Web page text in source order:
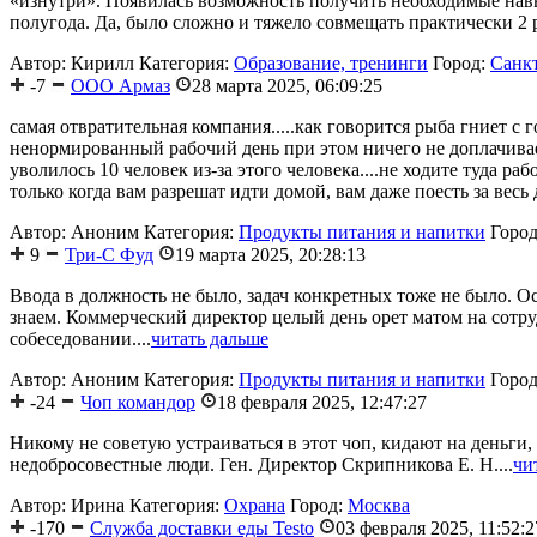
полугода. Да, было сложно и тяжело совмещать практически
Автор: Кирилл Категория: Образование, тренинги Город:
-7
ООО Армаз
28 марта 2025, 06:09:25
самая отвратительная компания.....как говорится рыба гниет
ненормированный рабочий день при этом ничего не
уволилось 10 человек из-за этого человека....не ходите туда
только когда вам разрешат идти домой, вам даже поесть за
Автор: Аноним Категория: Продукты питания и напитки
9
Три-С Фуд
19 марта 2025, 20:28:13
Ввода в должность не было, задач конкретных тоже не было.
знаем. Коммерческий директор целый день орет матом на
cобеcедовании....читать дальше
Автор: Аноним Категория: Продукты питания и напитки
-24
Чоп командор
18 февраля 2025, 12:47:27
Никому не советую устраиваться в этот чоп, кидают на
недобросовестные люди. Ген. Директор Скрипникова Е. Н....
Автор: Ирина Категория: Охрана Город: Москва
-170
Служба доставки еды Testo 03 февраля 2025,